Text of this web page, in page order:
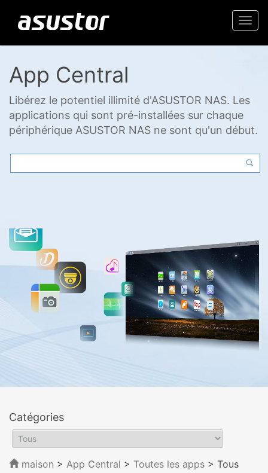
App Central
Libérez le potentiel illimité d'ASUSTOR NAS. Les
applications qui sont pré-installées sur chaque
périphérique ASUSTOR NAS ne sont qu'un début.
Catégories
maison > App Central > Toutes les apps > Tous